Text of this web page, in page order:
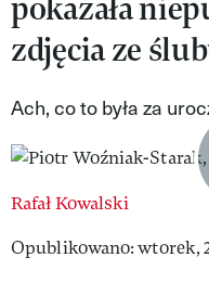
VIVA!MODA
zdjęcia ze
Ach, co to była za
Rafał Kowalski
Opublikowano: wtorek,